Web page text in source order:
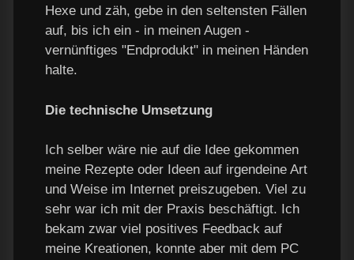
Hexe und zäh, gebe in den seltensten Fällen
auf, bis ich ein - in meinen Augen -
vernünftiges "Endprodukt" in meinen Händen
halte.
Die technische Umsetzung
Ich selber wäre nie auf die Idee gekommen
meine Rezepte oder Ideen auf irgendeine Art
und Weise im Internet preiszugeben. Viel zu
sehr war ich mit der Praxis beschäftigt. Ich
bekam zwar viel positives Feedback auf
meine Kreationen, konnte aber mit dem PC